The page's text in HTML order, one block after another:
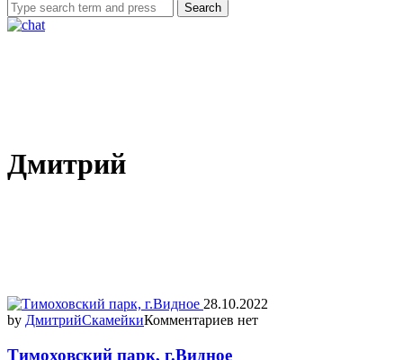
Search
Дмитрий
28.10.2022
by ДмитрийСкамейкиКомментариев нет
Тимоховский парк, г.Видное